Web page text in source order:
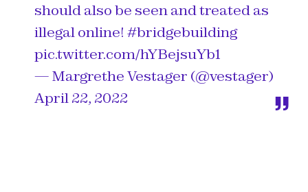
should also be seen and treated as
illegal online! #bridgebuilding
pic.twitter.com/hYBejsuYb1
— Margrethe Vestager (@vestager)
April 22, 2022